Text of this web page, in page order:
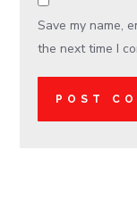
Save my name,
the next time I